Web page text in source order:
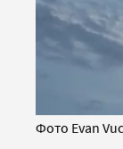
Фото Evan